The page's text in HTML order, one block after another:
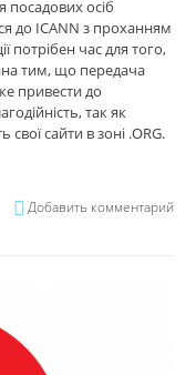
посадових осіб
до ICANN з проханням
потрібен час для того,
тим, що передача
привести до
так як
сайти в зоні .ORG.
Добавить комментарий